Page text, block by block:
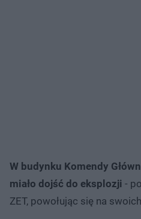
W budynku Komendy
miało dojść do eksplozji -
ZET, powołując się na